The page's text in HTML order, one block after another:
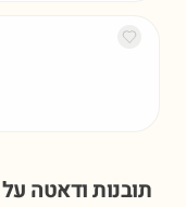
תובנות ודאטה